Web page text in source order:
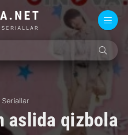
Seriallar
aslida qizbola